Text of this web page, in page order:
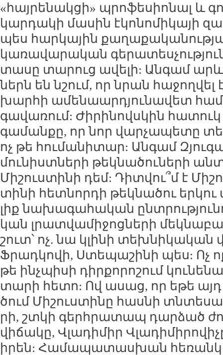
«հայ­րե­նակ­ցի» պրո­ֆե­սիո­նալ և
կար­դա­կի մա­սին է­կո­նո­մի­կա­յի
պես հար­կա­յին
կա­ռա­վա­րա­կան
տա­սը տա­րուց ա­վե­լի: Ան­գամ
ներն են նշում, որ նրան
խար­հի ա­մե­նաար­դյու­նա­վետ
գա­վա­ռում: Ժի­րի­նովս­կին հա­տուկ
գա­ման­քը, որ նոր վար­չա­պե­տը
ոչ թե հու­մա­նի­տար: Ան­գամ
մու­նիստ­նե­րի թեկ­նա­ծու­նե­րի
Մի­շուս­տի­նի դեմ: Դիտ­վու՞մ է
տի­նի հետ­նոր­դի թեկ­նա­ծու
լիք նա­խա­գա­հա­կան
կան լրատ­վա­մի­ջոց­նե­րի
շուտ՝ ոչ. նա կլի­նի
Ֆրադ­կո­վի, Ստե­պա­շի­նի պես: Ոչ
թե ինչ­պի­սի դիր­քո­րո­շում
տա­րի հե­տո: Ով ա­սաց, որ ե­թե
ծում Մի­շուս­տի­նը հաս­նի
րի, շտ­կի գերհ­րա­տապ դար­ձած
վի­ճա­կը, Վլա­դի­միր
ի­րեն: Հա­մա­պա­տաս­խան